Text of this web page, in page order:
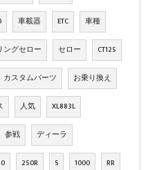
車載器 ETC 車種
ングセロー セロー CT125
カスタムパーツ お乗り換え
人気 XL883L
参戦 ディーラ
250R S 1000 RR